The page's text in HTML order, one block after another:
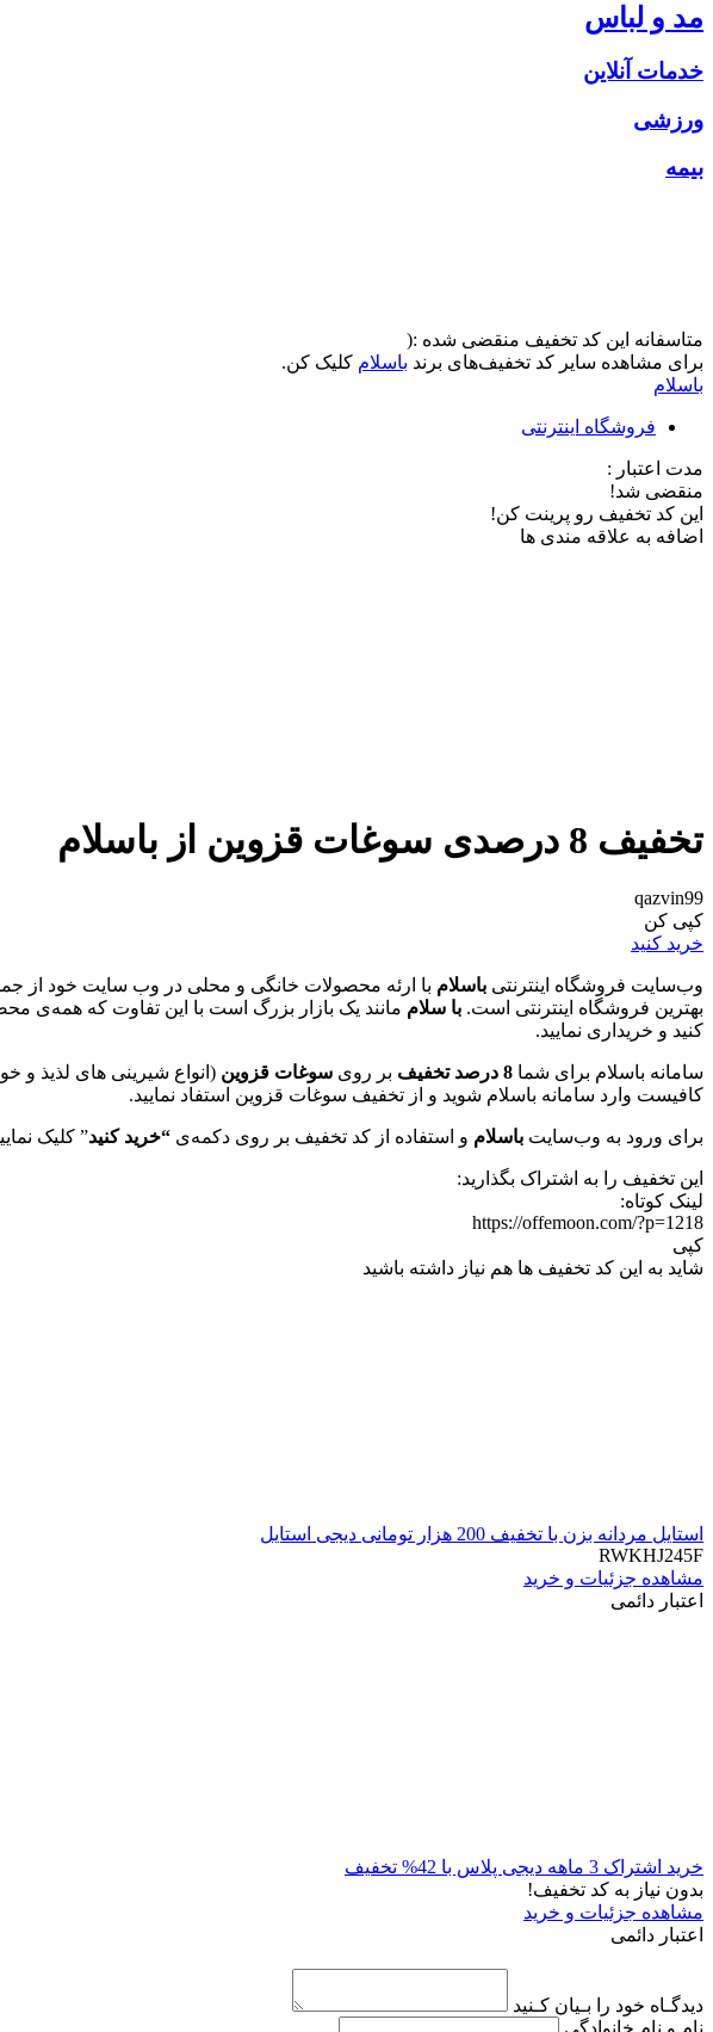
مد و لباس
خدمات آنلاین
ورزشی
بیمه
متاسفانه این کد تخفیف منقضی شده :(
برای مشاهده سایر کد تخفیف‌های برند باسلام کلیک کن.
باسلام
فروشگاه اینترنتی
مدت اعتبار :
منقضی شد!
این کد تخفیف رو پرینت کن!
اضافه به علاقه مندی ها
تخفیف 8 درصدی سوغات قزوین از باسلام
qazvin99
کپی کن
خرید کنید
وب‌سایت فروشگاه اینترنتی باسلام با ارئه محصولات خانگی و محلی در وب سایت خود از
بهترین فروشگاه اینترنتی است. با سلام مانند یک بازار بزرگ است با این تفاوت که همه‌ی
کنید و خریداری نمایید.
سامانه باسلام برای شما 8 درصد تخفیف بر روی سوغات قزوین (انواع شیرینی های لذیذ و
کافیست وارد سامانه باسلام شوید و از تخفیف سوغات قزوین استفاد نمایید.
برای ورود به وب‌سایت باسلام و استفاده از کد تخفیف بر روی دکمه‌ی “خرید کنید” کلیک
این تخفیف را به اشتراک بگذارید:
لینک کوتاه:
https://offemoon.com/?p=1218
کپی
شاید به این کد تخفیف ها هم نیاز داشته باشید
استایل مردانه بزن با تخفیف 200 هزار تومانی دیجی استایل
RWKHJ245F
مشاهده جزئیات و خرید
اعتبار دائمی
خرید اشتراک 3 ماهه دیجی پلاس با 42% تخفیف
بدون نیاز به کد تخفیف!
مشاهده جزئیات و خرید
اعتبار دائمی
دیدگـاه خود را بـیان کـنید
نام و نام خانوادگی